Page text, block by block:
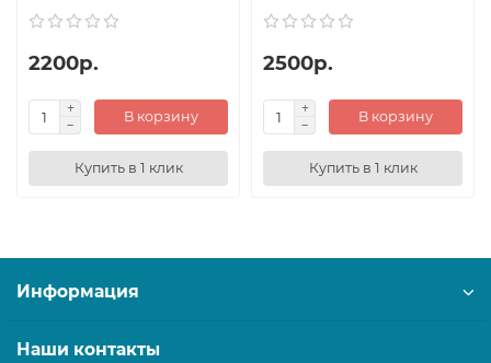
2200р.
В корзину
Купить в 1 клик
2500р.
В корзину
Купить в 1 клик
Информация
Наши контакты